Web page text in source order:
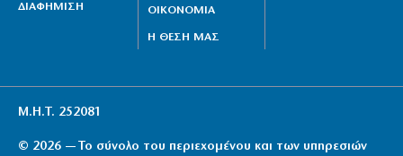
ΔΙΑΦΗΜΙΣΗ
ΟΙΚΟΝΟΜΙΑ
Η ΘΕΣΗ ΜΑΣ
Μ.Η.Τ. 252081
© 2026 — Το σύνολο του περιεχομένου και των υπηρεσιών